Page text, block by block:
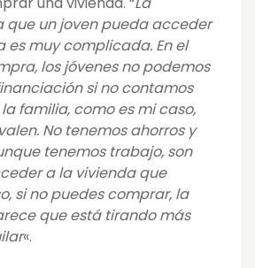
que un joven pueda acceder
es muy complicada. En el
los jóvenes no podemos
si no contamos
familia, como es mi caso,
No tenemos ahorros y
tenemos trabajo, son
a la vivienda que
si no puedes comprar, la
que está tirando más
«.